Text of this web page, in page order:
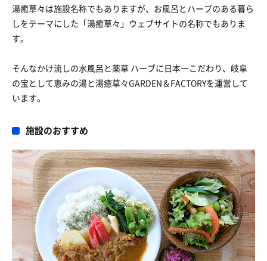
湯癒草々は施設名称でもありますが、お風呂とハーブのある暮ら
しをテーマにした「湯癒草々」ウェブサイトの名称でもありま
す。
そんなかけ流しの水風呂と薬草 ハーブに日本一こだわり、岐阜
の宝として恵みの湯と湯癒草々GARDEN＆FACTORYを運営して
います。
施設のおすすめ